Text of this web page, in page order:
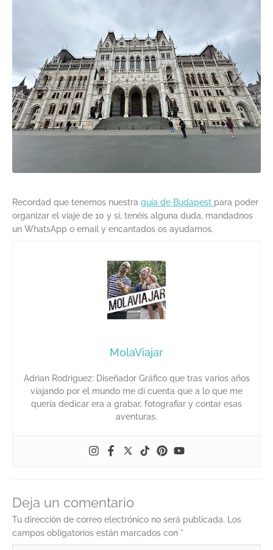
Recordad que tenemos nuestra guía de Budapest para poder
organizar el viaje de 10 y si, tenéis alguna duda, mandadnos
un WhatsApp o email y encantados os ayudamos.
MolaViajar
Adrian Rodriguez: Diseñador Gráfico que tras varios años
viajando por el mundo me di cuenta que a lo que me
quería dedicar era a grabar, fotografiar y contar esas
aventuras.
Deja un comentario
Tu dirección de correo electrónico no será publicada. Los
campos obligatorios están marcados con *